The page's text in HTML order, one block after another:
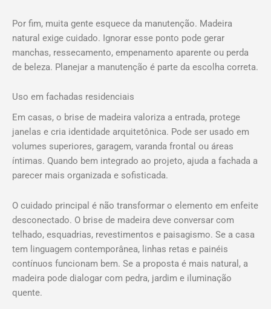
Por fim, muita gente esquece da manutenção. Madeira
natural exige cuidado. Ignorar esse ponto pode gerar
manchas, ressecamento, empenamento aparente ou perda
de beleza. Planejar a manutenção é parte da escolha correta.
Uso em fachadas residenciais
Em casas, o brise de madeira valoriza a entrada, protege
janelas e cria identidade arquitetônica. Pode ser usado em
volumes superiores, garagem, varanda frontal ou áreas
íntimas. Quando bem integrado ao projeto, ajuda a fachada a
parecer mais organizada e sofisticada.
O cuidado principal é não transformar o elemento em enfeite
desconectado. O brise de madeira deve conversar com
telhado, esquadrias, revestimentos e paisagismo. Se a casa
tem linguagem contemporânea, linhas retas e painéis
contínuos funcionam bem. Se a proposta é mais natural, a
madeira pode dialogar com pedra, jardim e iluminação
quente.